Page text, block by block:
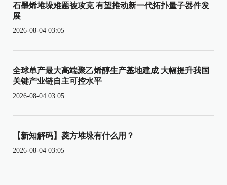
石墨烯堆垛难题被攻克 有望推动新一代拓扑量子器件发
展
2026-08-04 03:05
全球单产最大高端聚乙烯醇生产基地建成 大幅提升我国
关键产业链自主可控水平
2026-08-04 03:05
【新知解码】菱方堆垛有什么用？
2026-08-04 03:05